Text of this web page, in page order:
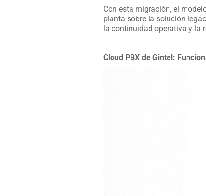
Con esta migración, el
planta sobre la solución
la continuidad operativa y la
Cloud PBX de Gintel: